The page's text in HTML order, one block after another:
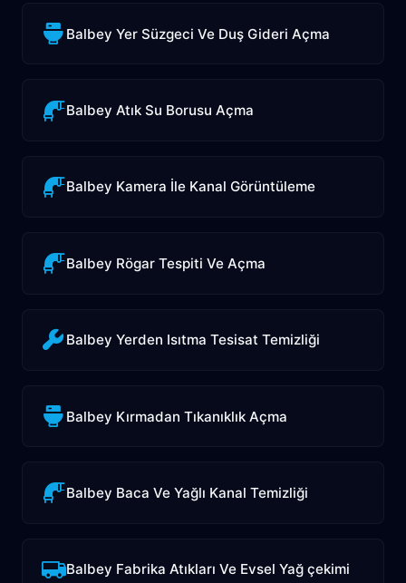
Balbey Yer Süzgeci Ve Duş Gideri Açma
Balbey Atık Su Borusu Açma
Balbey Kamera İle Kanal Görüntüleme
Balbey Rögar Tespiti Ve Açma
Balbey Yerden Isıtma Tesisat Temizliği
Balbey Kırmadan Tıkanıklık Açma
Balbey Baca Ve Yağlı Kanal Temizliği
Balbey Fabrika Atıkları Ve Evsel Yağ çekimi